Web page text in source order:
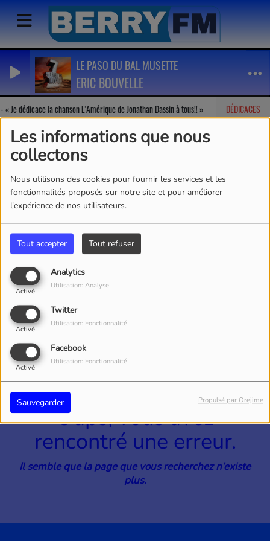
Les informations que nous
collectons
Nous utilisons des cookies pour fournir les services et les
fonctionnalités proposés sur notre site et pour améliorer
l'expérience de nos utilisateurs.
Tout accepter Tout refuser
Analytics
Activé
Utilisation: Analyse
Twitter
Activé
Utilisation: Fonctionnalité
Facebook
Activé
Utilisation: Fonctionnalité
Sauvegarder Propulsé par Orejime
LE PASO DU BAL MUSETTE
ERIC BOUVELLE
DÉDICACES
Je dédicace la chanson L'Amérique de Jonathan Dassin à tous!! Géraldine
Oups, vous avez
rencontré une erreur.
Il semble que la page que vous recherchez n’existe
plus.